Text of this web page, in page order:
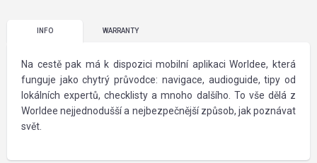
INFO WARRANTY
Na cestě pak má k dispozici mobilní aplikaci Worldee, která
funguje jako chytrý průvodce: navigace, audioguide, tipy od
lokálních expertů, checklisty a mnoho dalšího. To vše dělá z
Worldee nejjednodušší a nejbezpečnější způsob, jak poznávat
svět.